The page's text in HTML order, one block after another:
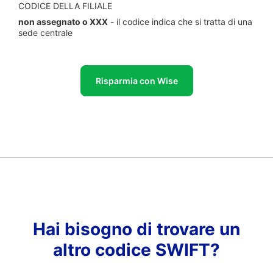
CODICE DELLA FILIALE
non assegnato o XXX - il codice indica che si tratta di una
sede centrale
Risparmia con Wise
Hai bisogno di trovare un
altro codice SWIFT?